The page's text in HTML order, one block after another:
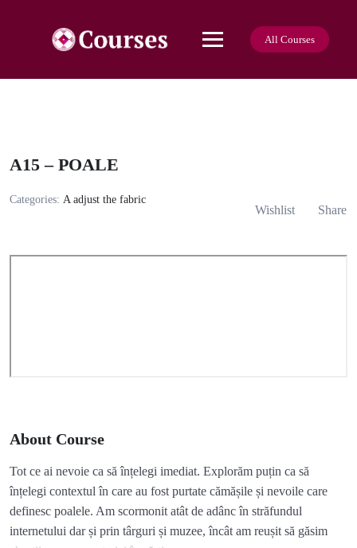
All Courses
A15 – POALE
Categories: A adjust the fabric
Wishlist Share
About Course
Tot ce ai nevoie ca să înțelegi imediat. Explorăm puțin ca să
înțelegi contextul în care au fost purtate cămășile și nevoile care
definesc poalele. Am scormonit atât de adânc în străfundul
internetului dar și prin târguri și muzee, încât am reușit să găsim